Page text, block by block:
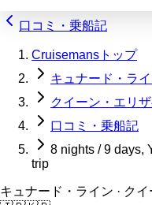
口コミ・乗船記
Cruisemansトップ
キュナード・ラ
クイーン・エリ
口コミ・乗船記
8 nights / 9 days,
trip
キュナード・ライン · ク